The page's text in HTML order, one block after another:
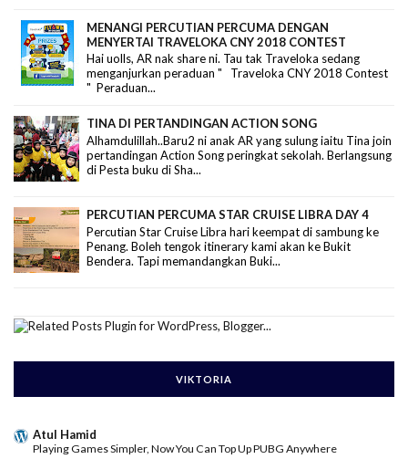
MENANGI PERCUTIAN PERCUMA DENGAN
MENYERTAI TRAVELOKA CNY 2018 CONTEST
Hai uolls, AR nak share ni. Tau tak Traveloka sedang
menganjurkan peraduan " Traveloka CNY 2018 Contest
" Peraduan...
TINA DI PERTANDINGAN ACTION SONG
Alhamdulillah..Baru2 ni anak AR yang sulung iaitu Tina join
pertandingan Action Song peringkat sekolah. Berlangsung
di Pesta buku di Sha...
PERCUTIAN PERCUMA STAR CRUISE LIBRA DAY 4
Percutian Star Cruise Libra hari keempat di sambung ke
Penang. Boleh tengok itinerary kami akan ke Bukit
Bendera. Tapi memandangkan Buki...
VIKTORIA
Atul Hamid
Playing Games Simpler, Now You Can Top Up PUBG Anywhere